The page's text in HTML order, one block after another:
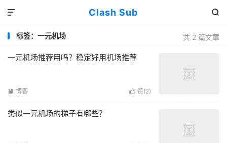
Clash Sub 

共 2 篇文章
标签：一元机场
一元机场推荐用吗？稳定好用机场推荐
 赞(2)
 博客
类似一元机场的梯子有哪些？